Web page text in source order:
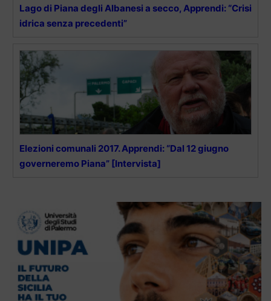
Lago di Piana degli Albanesi a secco, Apprendi: “Crisi
idrica senza precedenti”
Elezioni comunali 2017. Apprendi: “Dal 12 giugno
governeremo Piana” [Intervista]